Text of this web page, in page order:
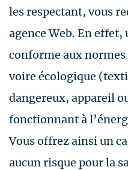
les respectant, vous
agence Web. En
conforme aux
voire écologique
dangereux, appareil
fonctionnant à
Vous offrez ainsi un
aucun risque pour la